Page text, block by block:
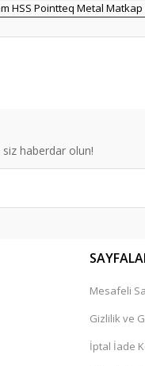
HSS Pointteq Metal Matkap
daha pahalı.
olmalı.
haberdar olun!
Mesafeli
Gizlilik ve
İptal İade